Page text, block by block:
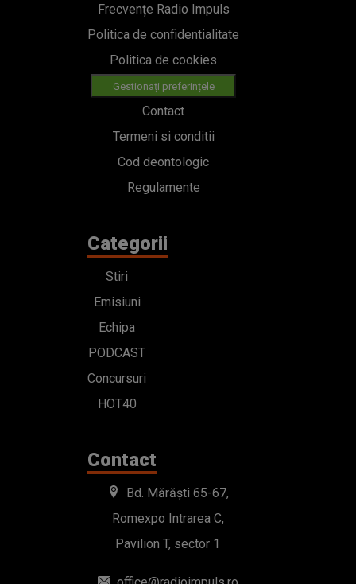
Frecvențe Radio Impuls
Politica de confidentialitate
Politica de cookies
Gestionați preferințele
Contact
Termeni si conditii
Cod deontologic
Regulamente
Categorii
Stiri
Emisiuni
Echipa
PODCAST
Concursuri
HOT40
Contact
Bd. Mărăști 65-67,
Romexpo Intrarea C,
Pavilion T, sector 1